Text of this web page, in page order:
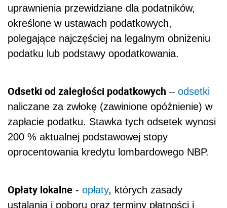
uprawnienia przewidziane dla podatników,
określone w ustawach podatkowych,
polegające najczęściej na legalnym obniżeniu
podatku lub podstawy opodatkowania.
Odsetki od zaległości podatkowych – odsetki
naliczane za zwłokę (zawinione opóźnienie) w
zapłacie podatku. Stawka tych odsetek wynosi
200 % aktualnej podstawowej stopy
oprocentowania kredytu lombardowego NBP.
Opłaty lokalne - opłaty, których zasady
ustalania i poboru oraz terminy płatności i